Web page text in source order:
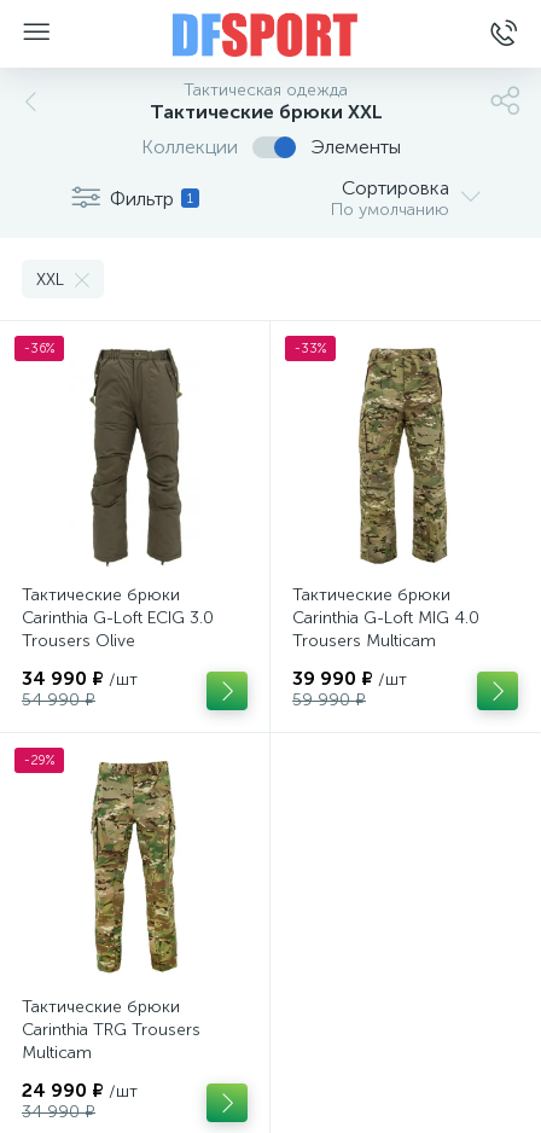
Тактическая одежда
Тактические брюки XXL
Коллекции
Элементы
Фильтр 1 Сортировка
По умолчанию
XXL
-36%
Тактические брюки
Carinthia G-Loft ECIG 3.0
Trousers Olive
34 990 ₽ /шт
54 990 ₽
-33%
Тактические брюки
Carinthia G-Loft MIG 4.0
Trousers Multicam
39 990 ₽ /шт
59 990 ₽
-29%
Тактические брюки
Carinthia TRG Trousers
Multicam
24 990 ₽ /шт
34 990 ₽